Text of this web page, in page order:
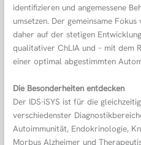
identifizieren und angemessene
umsetzen. Der gemeinsame
daher auf der stetigen
qualitativer ChLIA und – mit dem
einer optimal abgestimmten
Die Besonderheiten entdecken
Der IDS-iSYS ist für die
verschiedenster
Autoimmunität, Endokrinologie,
Morbus Alzheimer und